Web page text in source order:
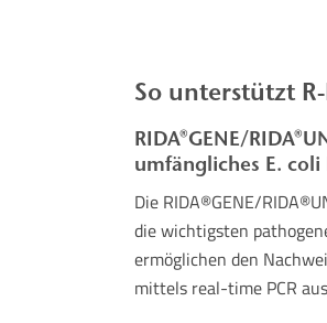
So unterstützt
RIDA®GENE/
umfängliches E.
Die RIDA®GENE/
die wichtigsten
ermöglichen den
mittels real-time PCR